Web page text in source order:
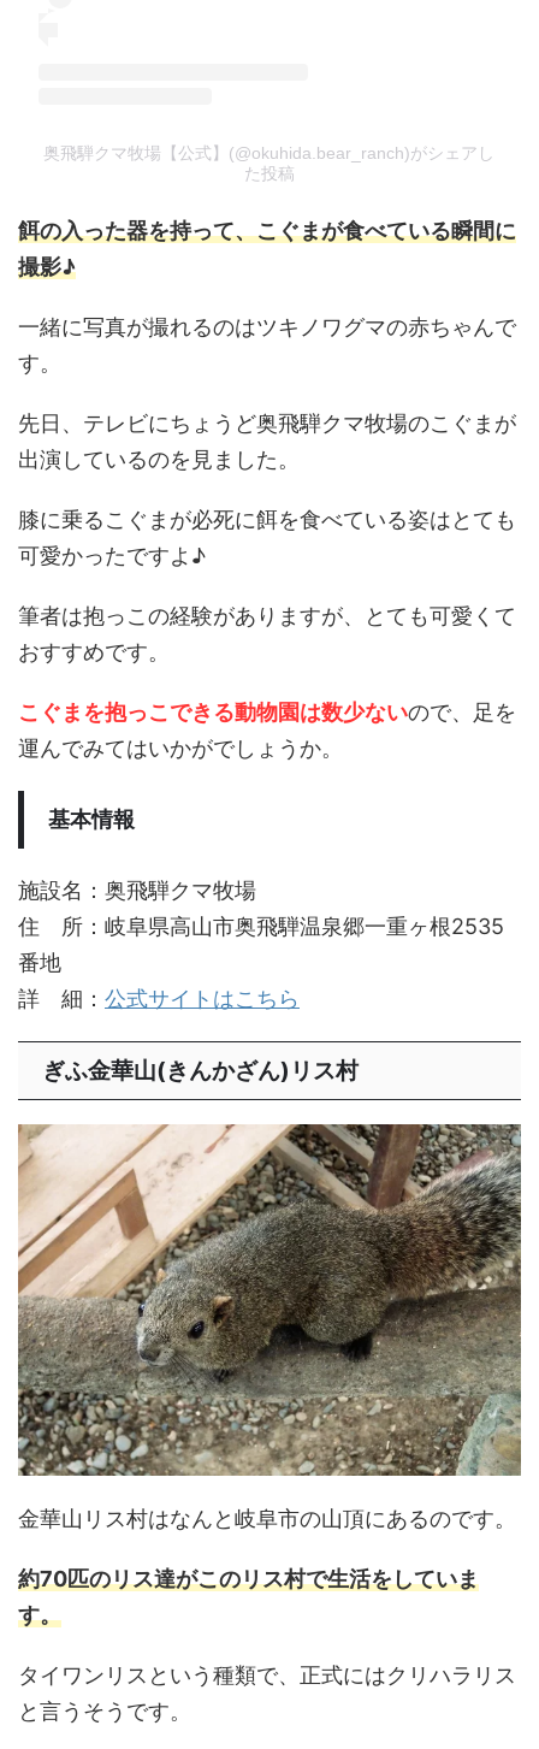
奥飛騨クマ牧場【公式】(@okuhida.bear_ranch)がシェアし
た投稿
餌の入った器を持って、こぐまが食べている瞬間に
撮影♪
一緒に写真が撮れるのはツキノワグマの赤ちゃんで
す。
先日、テレビにちょうど奥飛騨クマ牧場のこぐまが
出演しているのを見ました。
膝に乗るこぐまが必死に餌を食べている姿はとても
可愛かったですよ♪
筆者は抱っこの経験がありますが、とても可愛くて
おすすめです。
こぐまを抱っこできる動物園は数少ないので、足を
運んでみてはいかがでしょうか。
基本情報
施設名：奥飛騨クマ牧場
住 所：岐阜県高山市奥飛騨温泉郷一重ヶ根2535
番地
詳 細： 公式サイトはこちら
ぎふ金華山(きんかざん)リス村
金華山リス村はなんと岐阜市の山頂にあるのです。
約70匹のリス達がこのリス村で生活をしていま
す。
タイワンリスという種類で、正式にはクリハラリス
と言うそうです。